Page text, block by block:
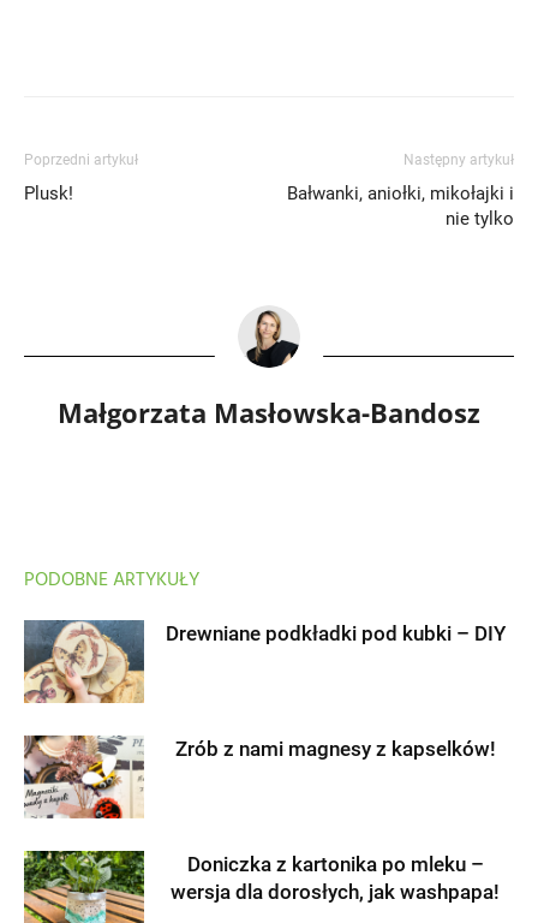
Poprzedni artykuł
Plusk!
Następny artykuł
Bałwanki, aniołki, mikołajki i
nie tylko
Małgorzata Masłowska-Bandosz
PODOBNE ARTYKUŁY
Drewniane podkładki pod kubki – DIY
Zrób z nami magnesy z kapselków!
Doniczka z kartonika po mleku –
wersja dla dorosłych, jak washpapa!